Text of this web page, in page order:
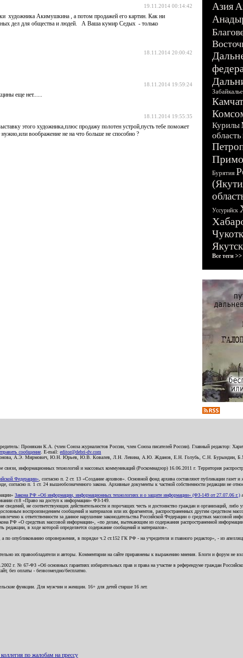
19.11.2014 00:14:42
художника Акимушкина , а потом продажей его картин. Как ни
дел для общества и людей. А Ваша кумир Седых - только
18.11.2014 20:00:42
18.11.2014 19:59:24
еще нет......
18.11.2014 19:55:35
этого художника,плюс продажу полотен устрой,пусть тебе поможет
воображение не на что больше не способно ?
Азия
Забайкалье
Курилы
область
Бурятия
Уссурийск
Якутск
Все теги >>
Пронякин К.А. (член Союза журналистов России, член Союза писателей России). Главный редактор:
сообщение . E-mail: editor@debri-dv.com
А.Э. Мирмович, Ю.Н. Юрьев, Ю.В. Ковалев, Л.Н. Левина, А.Ю. Жданов, Е.Н. Голубь, С.Н. Бурындин,
информационных технологий и массовых коммуникаций (Роскомнадзор) 16.06.2011 г. Территория
Федерации» , согласно п. 2 ст. 13 «Создание архивов». Основной фонд архива составляют публикации газет
п. 1 ст. 24 вышеобозначенного закона. Архивные документы к частной собственности редакции не
Закона РФ «Об информации, информационных технологиях и о защите информации» (ФЗ-149 от 27.07.06 г.)
ст.8 «Право на доступ к информации» ФЗ-149.
не соответствующих действительности и порочащих честь и достоинство граждан и организаций,
воспроизведением сообщений и материалов или их фрагментов, распространенных другим средством
к ответственности за данное нарушение законодательства Российской Федерации о средствах массовой
«О средствах массовой информации», «по делам, вытекающим из содержания распространенной
в ходе которой определяется содержание сообщений и материалов».
опубликованию опровержения, в порядке ч.2 ст.152 ГК РФ - на учредителя и главного редактор», - из
их правообладатели и авторы. Комментарии на сайте приравнены к выражению мнения. Блоги и форум не
г. № 67-ФЗ «Об основных гарантиях избирательных прав и права на участие в референдуме граждан
без оплаты - безвозмездно/бесплатно.
функции. Для мужчин и женщин. 16+ для детей старше 16 лет.